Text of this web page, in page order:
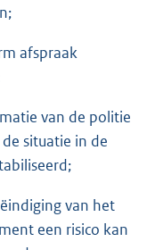
afspraak
van de politie
situatie in de
van het
een risico kan